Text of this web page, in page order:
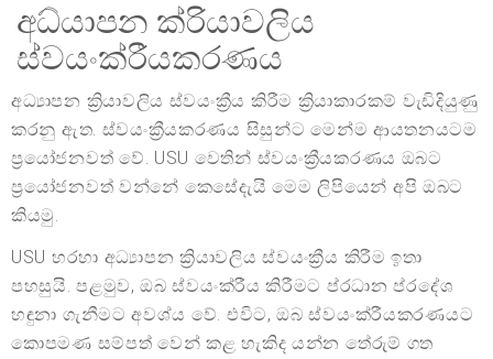
අධ්යාපන ක්රියාවලිය
ස්වයංක්රීයකරණය
අධ්‍යාපන ක්‍රියාවලිය ස්වයංක්‍රීය කිරීම ක්‍රියාකාරකම් වැඩිදියුණු
කරනු ඇත. ස්වයංක්‍රීයකරණය සිසුන්ට මෙන්ම ආයතනයටම
ප්‍රයෝජනවත් වේ. USU වෙතින් ස්වයංක්‍රීයකරණය ඔබට
ප්‍රයෝජනවත් වන්නේ කෙසේදැයි මෙම ලිපියෙන් අපි ඔබට
කියමු.
USU හරහා අධ්‍යාපන ක්‍රියාවලිය ස්වයංක්‍රීය කිරීම ඉතා
පහසුයි. පළමුව, ඔබ ස්වයංක්රීය කිරීමට ප්රධාන ප්රදේශ
හඳුනා ගැනීමට අවශ්ය වේ. එවිට, ඔබ ස්වයංක්රීයකරණයට
කොපමණ සම්පත් වෙන් කළ හැකිද යන්න තේරුම් ගත